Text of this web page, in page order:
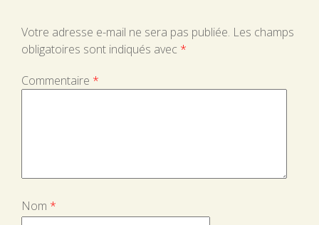
Votre adresse e-mail ne sera pas publiée. Les champs
obligatoires sont indiqués avec *
Commentaire *
Nom *